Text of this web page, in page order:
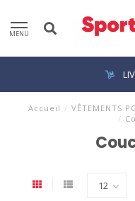
MENU
Accueil / VÊTEMENTS
/